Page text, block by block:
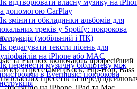
відтворювати власну музику на
допомогою CarPlay
змінити обкладинки альбомів для
треків у Spotify: покрокова
(мобільний і ПК)
редагувати тексти пісень для
на iPhone або MAC
перенести музичну бібліотеку між
в Evermusic: покрокова
та Flacbox включають професійний
з пресетами (Rock, Hip-Hop, Bass
власних пресетів та
Доступно на iPhone, iPad та Mac.